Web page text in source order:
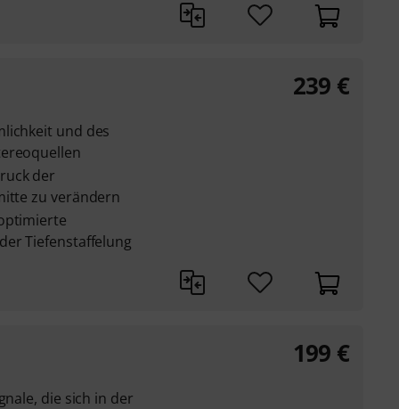
und des
der
zu verändern
Tiefenstaffelung
239 €
die sich in der
199 €